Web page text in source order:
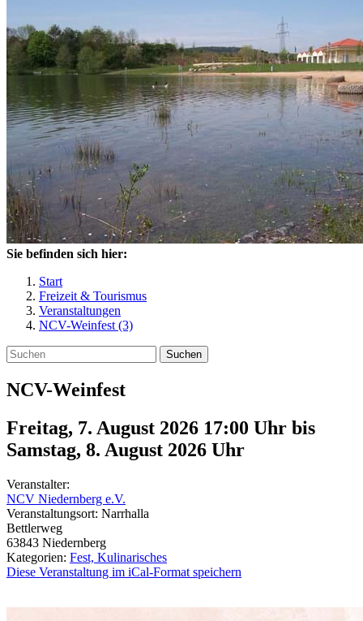
Sie befinden sich hier:
Start
Freizeit & Tourismus
Veranstaltungen
NCV-Weinfest (3)
Suchen
NCV-Weinfest
Freitag, 7. August 2026 17:00 Uhr bis
Samstag, 8. August 2026 Uhr
Veranstalter:
NCV Niedernberg e.V.
Veranstaltungsort: Narrhalla
Bettlerweg
63843 Niedernberg
Kategorien: Fest, Kulinarisches
Diese Veranstaltung im iCal-Format speichern